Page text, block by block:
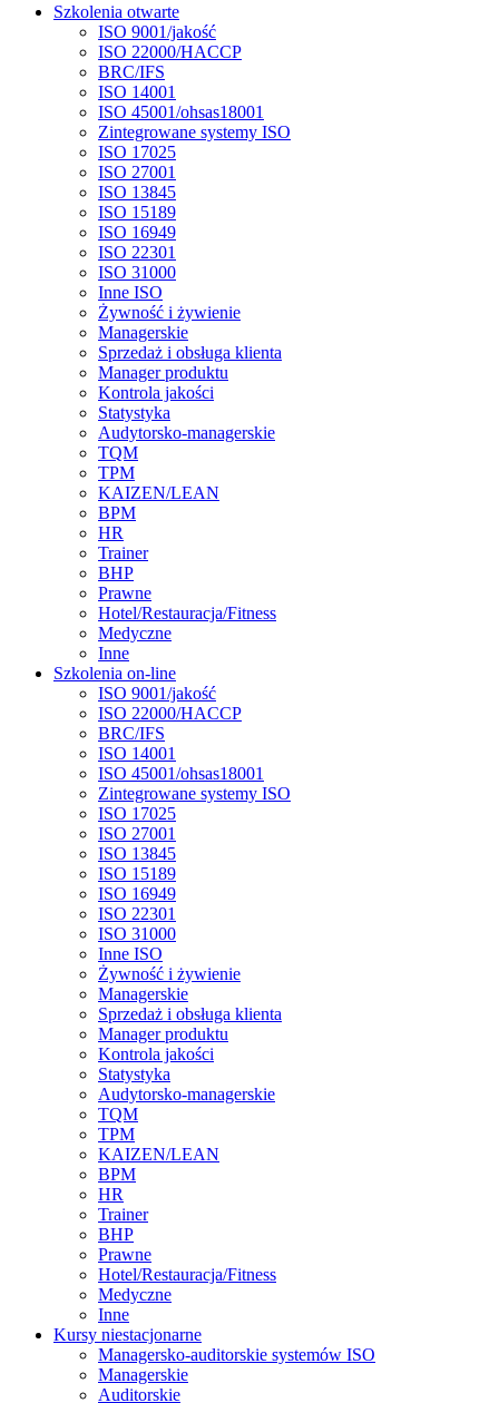
Szkolenia otwarte
ISO 9001/jakość
ISO 22000/HACCP
BRC/IFS
ISO 14001
ISO 45001/ohsas18001
Zintegrowane systemy ISO
ISO 17025
ISO 27001
ISO 13845
ISO 15189
ISO 16949
ISO 22301
ISO 31000
Inne ISO
Żywność i żywienie
Managerskie
Sprzedaż i obsługa klienta
Manager produktu
Kontrola jakości
Statystyka
Audytorsko-managerskie
TQM
TPM
KAIZEN/LEAN
BPM
HR
Trainer
BHP
Prawne
Hotel/Restauracja/Fitness
Medyczne
Inne
Szkolenia on-line
ISO 9001/jakość
ISO 22000/HACCP
BRC/IFS
ISO 14001
ISO 45001/ohsas18001
Zintegrowane systemy ISO
ISO 17025
ISO 27001
ISO 13845
ISO 15189
ISO 16949
ISO 22301
ISO 31000
Inne ISO
Żywność i żywienie
Managerskie
Sprzedaż i obsługa klienta
Manager produktu
Kontrola jakości
Statystyka
Audytorsko-managerskie
TQM
TPM
KAIZEN/LEAN
BPM
HR
Trainer
BHP
Prawne
Hotel/Restauracja/Fitness
Medyczne
Inne
Kursy niestacjonarne
Managersko-auditorskie systemów ISO
Managerskie
Auditorskie